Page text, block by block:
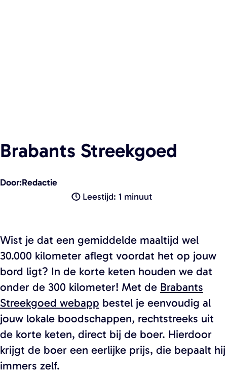
Brabants Streekgoed
Door:Redactie
Leestijd: 1 minuut
Wist je dat een gemiddelde maaltijd wel
30.000 kilometer aflegt voordat het op jouw
bord ligt? In de korte keten houden we dat
onder de 300 kilometer! Met de Brabants
Streekgoed webapp bestel je eenvoudig al
jouw lokale boodschappen, rechtstreeks uit
de korte keten, direct bij de boer. Hierdoor
krijgt de boer een eerlijke prijs, die bepaalt hij
immers zelf.